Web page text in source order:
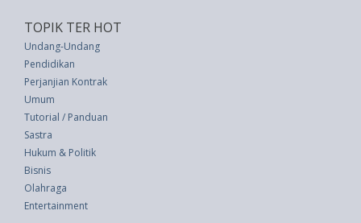
TOPIK TER HOT
Undang-Undang
Pendidikan
Perjanjian Kontrak
Umum
Tutorial / Panduan
Sastra
Hukum & Politik
Bisnis
Olahraga
Entertainment